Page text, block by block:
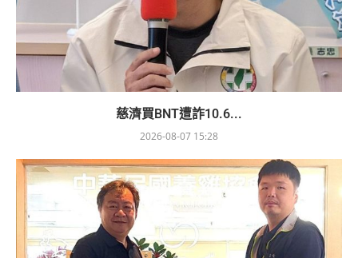
慈濟買BNT遭詐10.6...
2026-08-07 15:28